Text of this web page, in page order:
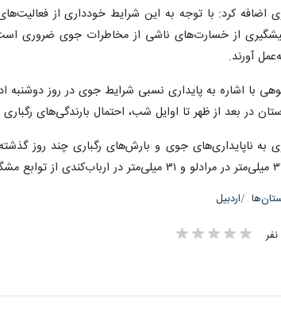
اضافه کرد: با توجه به این شرایط خودداری از
از خسارت‌های ناشی از مخاطرات جوی ضروری است
آورند.
با اشاره به پایداری نسبی شرایط جوی در روز دوشنبه
در بعد از ظهر تا اوایل شب، احتمال بارندگی‌های
توابع مشگین‌شهر ثبت شده است.
اردبیل